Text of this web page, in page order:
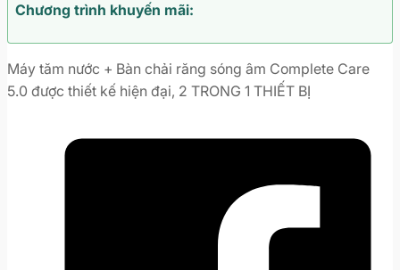
Chương trình khuyến mãi:
Máy tăm nước + Bàn chải răng sóng âm Complete Care
5.0 được thiết kế hiện đại, 2 TRONG 1 THIẾT BỊ